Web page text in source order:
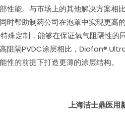
性能。与市场上的其他解决方案相
时帮助制药公司在泡罩中实现更高
殊定制，能够在保证氧气阻隔性的
阻隔PVDC涂层相比，Diofan®
性的前提下打造更薄的涂层结构。
上海洁士鼎医用